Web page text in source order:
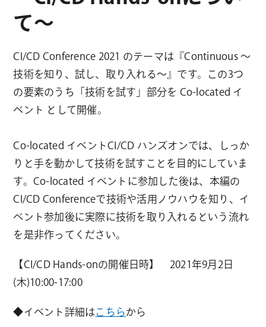
て～
CI/CD Conference 2021 のテーマは『Continuous 〜
技術を知り、試し、取り入れる〜』です。この3つ
の要素のうち「技術を試す」部分を Co-located イ
ベント として開催。
Co-located イベントCI/CD ハンズオンでは、しっか
りと手を動かして技術を試すことを目的にしていま
す。Co-located イベントに参加した後は、本編の
CI/CD Conferenceで技術や活用ノウハウを知り、イ
ベント参加後に実際に技術を取り入れるという流れ
を是非作ってください。
【CI/CD Hands-onの開催日時】 2021年9月2日
(木)10:00-17:00
◆イベント詳細は こちらから